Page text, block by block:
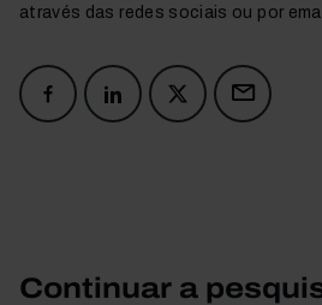
através das redes sociais ou por
Continuar a